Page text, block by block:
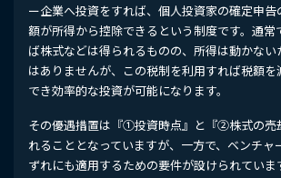
ー企業へ投資をすれば、個人投資家の確定申
額が所得から控除できるという制度です。通常
ば株式などは得られるものの、所得は動かな
はありませんが、この税制を利用すれば税額
でき効率的な投資が可能になります。
その優遇措置は『①投資時点』と『②株式の売
れることとなっていますが、一方で、ベンチャ
ずれにも適用するための要件が設けられていま